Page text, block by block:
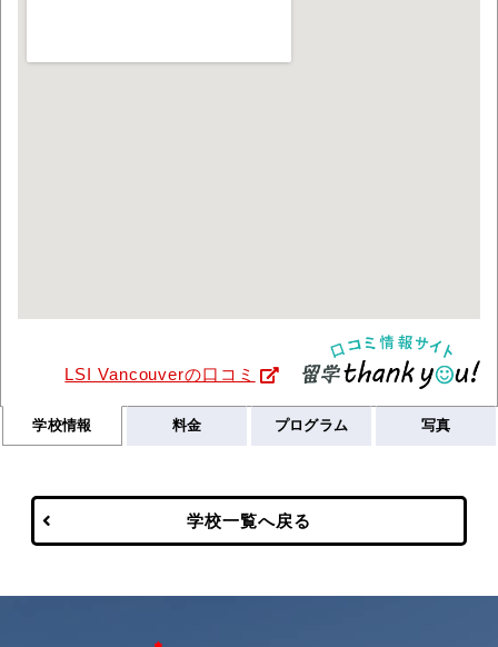
LSI Vancouverの口コミ
学校情報 料金 プログラム 写真
学校一覧へ戻る